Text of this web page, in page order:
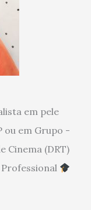
em pele
ou em Grupo -
Cinema (DRT)